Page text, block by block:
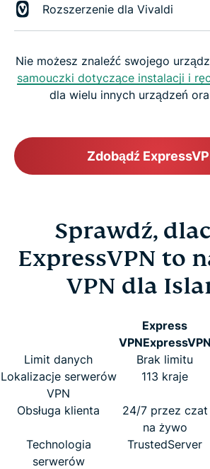
Rozszerzenie dla Vivaldi
Nie możesz znaleźć swojego
samouczki dotyczące instalacji i
dla wielu innych urządzeń
Zdobądź
Sprawdź,
ExpressVPN to
VPN dla
Express
VPNExpressVPN
Limit danych
Brak limitu
Lokalizacje serwerów
VPN
113 kraje
Obsługa klienta
24/7 przez czat
na żywo
Technologia
serwerów
TrustedServer